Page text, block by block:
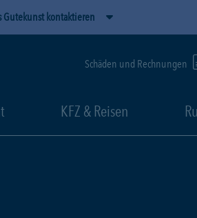
Gutekunst kontaktieren
Schäden und Rechnungen
KFZ & Reisen